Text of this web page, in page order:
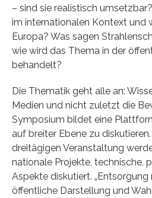
– sind sie realistisch
im internationalen Kontext und
Europa? Was sagen
wie wird das Thema in der
behandelt?
Die Thematik geht alle an:
Medien und nicht zuletzt die
Symposium bildet eine
auf breiter Ebene zu
dreitägigen Veranstaltung
nationale Projekte, technische,
Aspekte diskutiert.
öffentliche Darstellung und